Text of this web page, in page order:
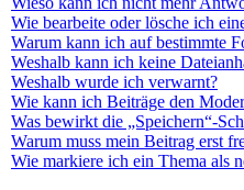
Wie bearbeite oder lösche ich
Warum kann ich auf bestimmte
Weshalb kann ich keine
Weshalb wurde ich verwarnt?
Wie kann ich Beiträge den
Was bewirkt die „Speichern“-
Warum muss mein Beitrag erst
Wie markiere ich ein Thema als